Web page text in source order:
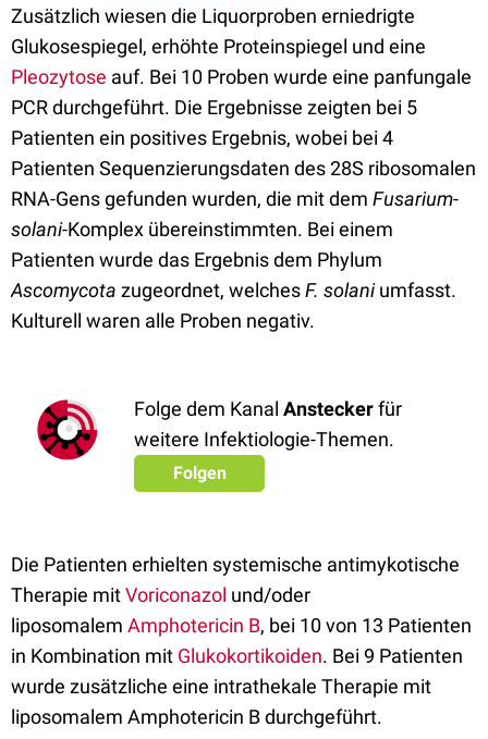
Zusätzlich wiesen die Liquorproben erniedrigte
Glukosespiegel, erhöhte Proteinspiegel und eine
Pleozytose auf. Bei 10 Proben wurde eine panfungale
PCR durchgeführt. Die Ergebnisse zeigten bei 5
Patienten ein positives Ergebnis, wobei bei 4
Patienten Sequenzierungsdaten des 28S ribosomalen
RNA-Gens gefunden wurden, die mit dem Fusarium-
solani-Komplex übereinstimmten. Bei einem
Patienten wurde das Ergebnis dem Phylum
Ascomycota zugeordnet, welchesF. solaniumfasst.
Kulturell waren alle Proben negativ.
Folge dem Kanal Ansteckerfür
weitere Infektiologie-Themen.
Folgen
Die Patienten erhielten systemische antimykotische
Therapie mitVoriconazol und/oder
liposomalem Amphotericin B, bei 10 von 13 Patienten
in Kombination mit Glukokortikoiden. Bei 9 Patienten
wurde zusätzliche eine intrathekale Therapie mit
liposomalem Amphotericin B durchgeführt.